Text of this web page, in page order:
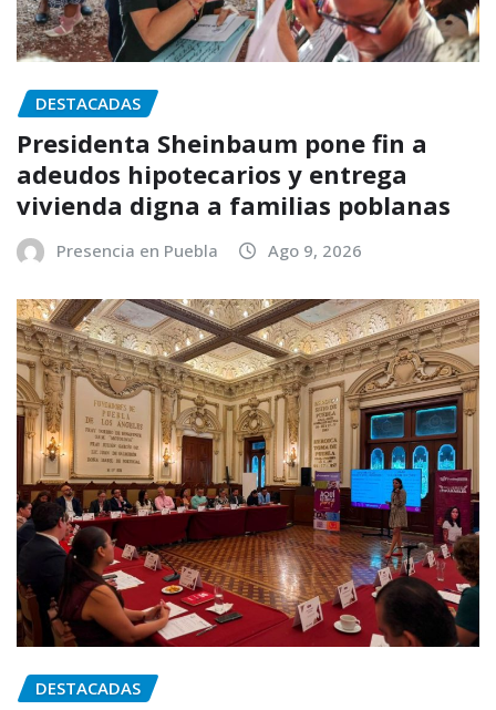
DESTACADAS
Presidenta Sheinbaum pone fin a
adeudos hipotecarios y entrega
vivienda digna a familias poblanas
Presencia en Puebla Ago 9, 2026
DESTACADAS